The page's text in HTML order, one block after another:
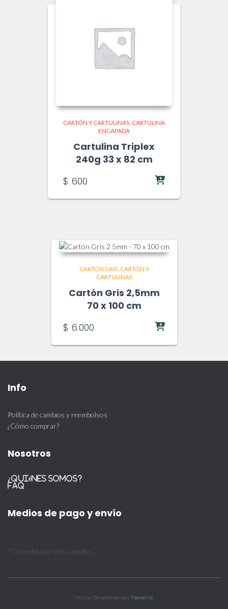
CARTÓN Y CARTULINAS CARTULINA
ENCAPADA
Cartulina Triplex
240g 33 x 82 cm
$ 600
CARTÓN GRIS CARTÓN Y
CARTULINAS
Cartón Gris 2,5mm
70 x 100 cm
$ 6.000
Info
Política de cambios y reembolsos
¿Cómo comprar?
Nosotros
¿Quiénes somos?
FAQ
Medios de pago y envío
*Consultá por otros medios
Hestia | Desarrollado porThemeIsle